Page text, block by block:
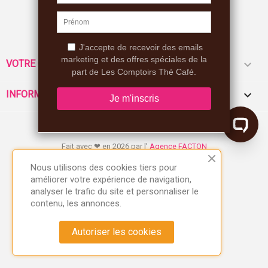
VOTRE COMPTE 
INFORMATIONS keyboard_arrow_down
Fait avec ❤ en 2026 par l’Agence FACTON
Nous utilisons des cookies tiers pour
améliorer votre expérience de navigation,
analyser le trafic du site et personnaliser le
contenu, les annonces.
Autoriser les cookies